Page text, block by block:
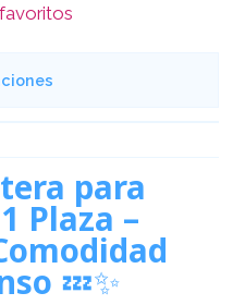
para
Plaza –
💤✨